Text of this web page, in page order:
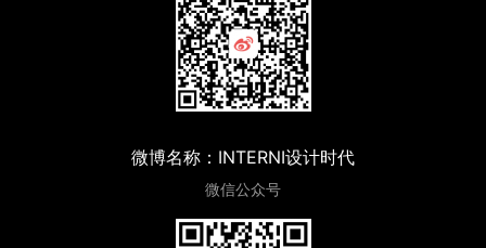
微博名称：INTERNI设计时代
微信公众号